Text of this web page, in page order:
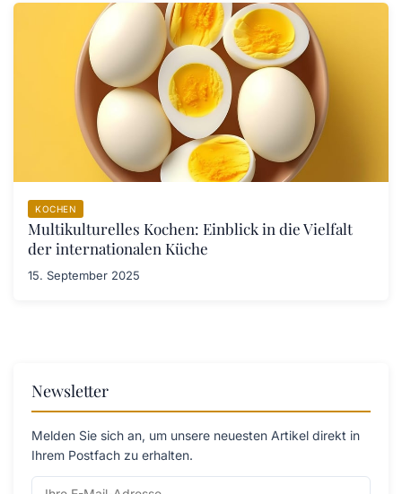
KOCHEN
Multikulturelles Kochen: Einblick in die Vielfalt
der internationalen Küche
15. September 2025
Newsletter
Melden Sie sich an, um unsere neuesten Artikel direkt in
Ihrem Postfach zu erhalten.